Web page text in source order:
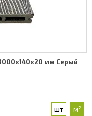
мм Серый
шт м²